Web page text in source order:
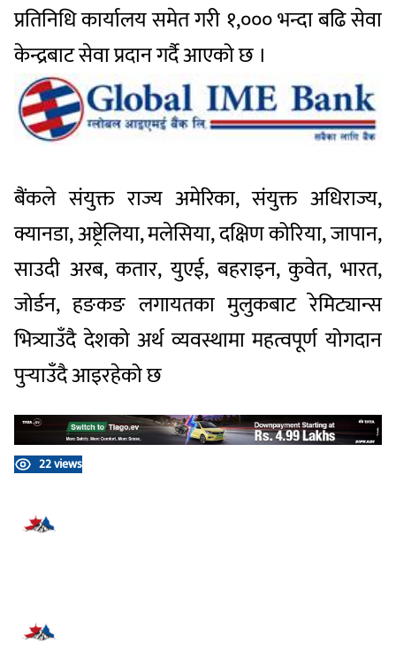
प्रतिनिधि कार्यालय समेत गरी १,००० भन्दा बढि सेवा
केन्द्रबाट सेवा प्रदान गर्दै आएको छ ।
बैंकले संयुक्त राज्य अमेरिका, संयुक्त अधिराज्य,
क्यानडा, अष्ट्रेलिया, मलेसिया, दक्षिण कोरिया, जापान,
साउदी अरब, कतार, युएई, बहराइन, कुवेत, भारत,
जोर्डन, हङकङ लगायतका मुलुकबाट रेमिट्यान्स
भित्र्याउँदै देशको अर्थ व्यवस्थामा महत्वपूर्ण योगदान
पुर्‍याउँदै आइरहेको छ
22 views